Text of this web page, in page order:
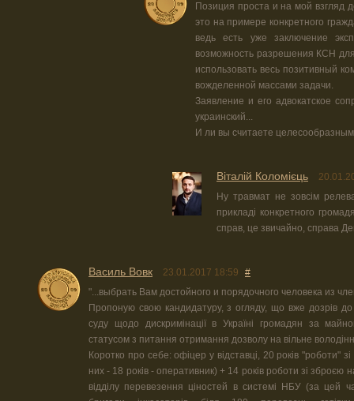
Позиция проста и на мой взгляд
это на примере конкретного
ведь есть уже заключение
возможность разрешения КСН
использовать весь позитивный
вожделенной массами задачи.
Заявление и его адвокатское
украинский...
И ли вы считаете
Віталій Коломієць
Ну травмат не зовсім
прикладі конкретного
справ, це звичайно, справа
Василь Вовк 23.01.2017 18:59
#
"...выбрать Вам достойного и порядочного человека из
Пропоную свою кандидатуру, з огляду, що вже дозрів
суду щодо дискримінації в Україні громадян за
статусом з питання отримання дозволу на вільне
Коротко про себе: офіцер у відставці, 20 років "роботи"
них - 18 років - оперативник) + 14 років роботи зі зброєю
відділу перевезення ціностей в системі НБУ (за цей